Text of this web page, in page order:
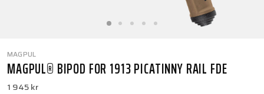
MAGPUL
MAGPUL® BIPOD FOR 1913 PICATINNY RAIL FDE
1 945 kr